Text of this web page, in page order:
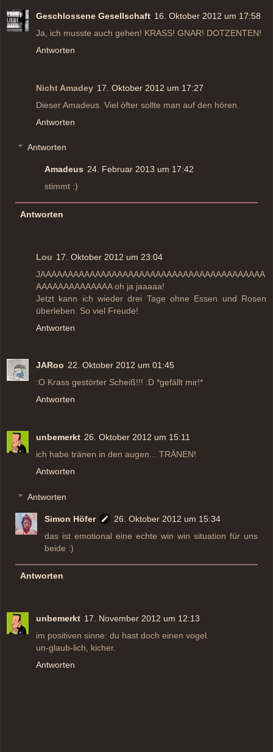
Geschlossene Gesellschaft 16. Oktober 2012 um 17:58
Ja, ich musste auch gehen! KRASS! GNAR! DOTZENTEN!
Antworten
Nicht Amadey 17. Oktober 2012 um 17:27
Dieser Amadeus. Viel öfter sollte man auf den hören.
Antworten
Antworten
Amadeus 24. Februar 2013 um 17:42
stimmt :)
Antworten
Lou 17. Oktober 2012 um 23:04
JAAAAAAAAAAAAAAAAAAAAAAAAAAAAAAAAAAAAAAAAA
AAAAAAAAAAAAAA oh ja jaaaaa!
Jetzt kann ich wieder drei Tage ohne Essen und Rosen
überleben. So viel Freude!
Antworten
JARoo 22. Oktober 2012 um 01:45
:O Krass gestörter Scheiß!!! :D *gefällt mir!*
Antworten
unbemerkt 26. Oktober 2012 um 15:11
ich habe tränen in den augen... TRÄNEN!
Antworten
Antworten
Simon Höfer
26. Oktober 2012 um 15:34
das ist emotional eine echte win win situation für uns
beide :)
Antworten
unbemerkt 17. November 2012 um 12:13
im positiven sinne: du hast doch einen vogel.
un-glaub-lich, kicher.
Antworten